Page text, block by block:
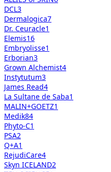
DCL3
Dermalogica7
Dr. Ceuracle1
Elemis16
Embryolisse1
Erborian3
Grown Alchemist4
Instytutum3
James Read4
La Sultane de Saba1
MALIN+GOETZ1
Medik84
Phyto-C1
PSA2
Q+A1
RejudiCare4
Skyn ICELAND2